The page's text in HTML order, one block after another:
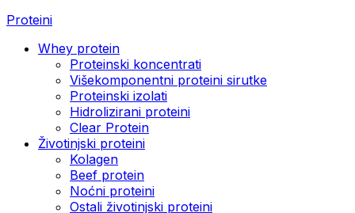
Proteini
Whey protein
Proteinski koncentrati
Višekomponentni proteini sirutke
Proteinski izolati
Hidrolizirani proteini
Clear Protein
Životinjski proteini
Kolagen
Beef protein
Noćni proteini
Ostali životinjski proteini